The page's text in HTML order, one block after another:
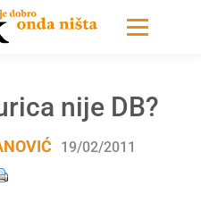
nije DB?
19/02/2011